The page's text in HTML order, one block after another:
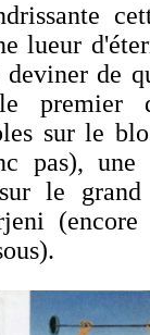
lueur
deviner de
premier
sur le
pas), une
le